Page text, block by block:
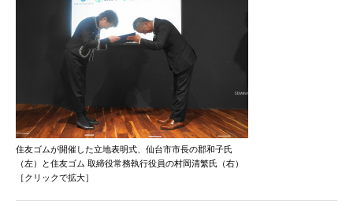
住友ゴムが開催した立地表明式、仙台市市長の郡和子氏
（左）と住友ゴム 取締役常務執行役員の村岡清繁氏（右）
［クリックで拡大］